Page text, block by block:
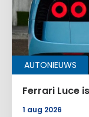
AUTONIEUWS
Ferrari Luce
1 aug 2026